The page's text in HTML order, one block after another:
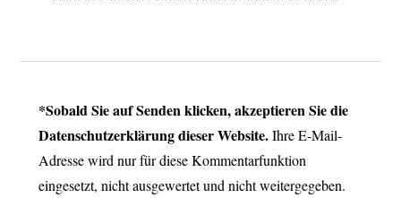
BEITRAG:
LESER-
INTERAKTIONEN
*Sobald Sie auf Senden klicken, akzeptieren Sie die
Datenschutzerklärung dieser Website.Ihre E-Mail-
Adresse wird nur für diese Kommentarfunktion
eingesetzt, nicht ausgewertet und nicht weitergegeben.